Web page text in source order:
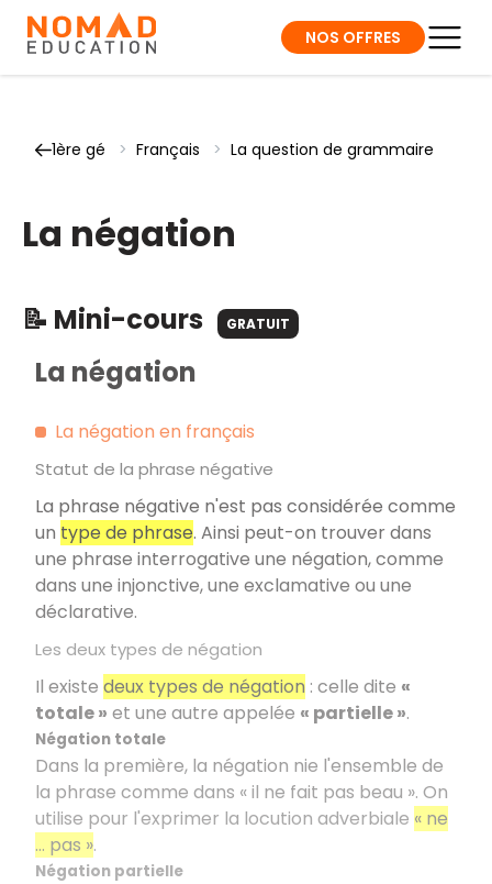
NOS OFFRES
1ère gé > Français > La question de grammaire
La négation
📝 Mini-cours GRATUIT
La négation
La négation en français
Statut de la phrase négative
La phrase négative n'est pas considérée comme
un type de phrase. Ainsi peut-on trouver dans
une phrase interrogative une négation, comme
dans une injonctive, une exclamative ou une
déclarative.
Les deux types de négation
Il existe deux types de négation : celle dite «
totale » et une autre appelée « partielle ».
Négation totale
Dans la première, la négation nie l'ensemble de
la phrase comme dans « il ne fait pas beau ». On
utilise pour l'exprimer la locution adverbiale « ne
… pas ».
Négation partielle